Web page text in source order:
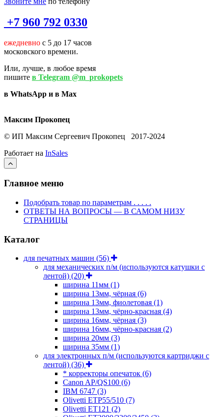
+7 960 792 0330
ежедневно с 5 до 17 часов
московского времени.
Или, лучше, в любое время
пишите в Telegram @m_prokopets
в WhatsApp и в Max
Максим Прокопец
© ИП Максим Сергеевич Прокопец 2017-2024
Работает на InSales
Главное меню
Подобрать товар по параметрам . . . . .
ОТВЕТЫ НА ВОПРОСЫ — В САМОМ НИЗУ
СТРАНИЦЫ
Каталог
для печатных машин (56)
для механических п/м (используются катушки с
лентой) (20)
ширина 11мм (1)
ширина 13мм, чёрная (6)
ширина 13мм, фиолетовая (1)
ширина 13мм, чёрно-красная (4)
ширина 16мм, чёрная (3)
ширина 16мм, чёрно-красная (2)
ширина 20мм (3)
ширина 35мм (1)
для электронных п/м (используются картриджи с
лентой) (36)
* корректоры опечаток (6)
Canon AP/QS100 (6)
IBM 6747 (3)
Olivetti ETP55/510 (7)
Olivetti ET121 (2)